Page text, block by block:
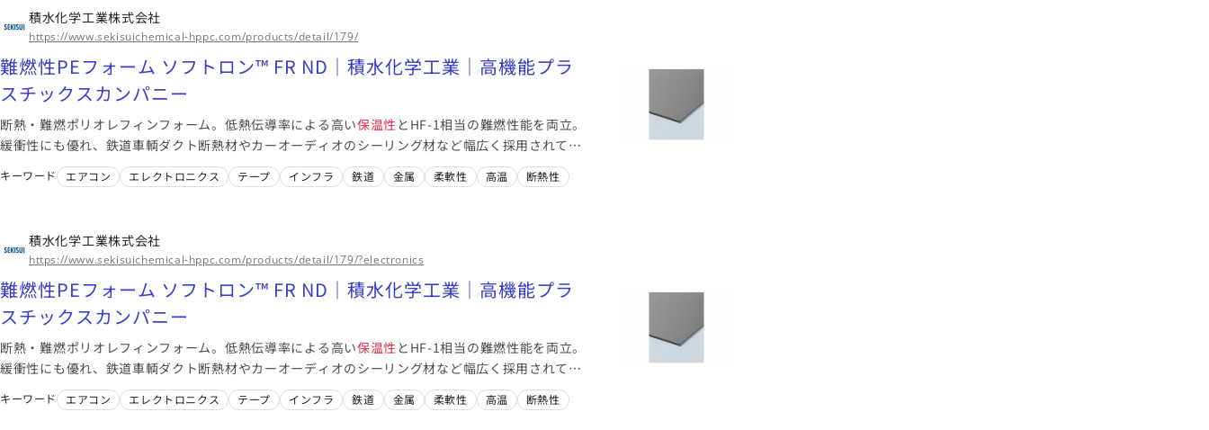
積水化学工業株式会社
https://www.sekisuichemical-hppc.com/products/detail/179/
難燃性PEフォーム ソフトロン™ FR ND｜積水化学工業｜高機能プラ
スチックスカンパニー
断熱・難燃ポリオレフィンフォーム。低熱伝導率による高い保温性 とHF-1相当の難燃性能を両立。
緩衝性にも優れ、鉄道車輌ダクト断熱材やカーオーディオのシーリング材など幅広く採用されてい
キーワード エアコン エレクトロニクス テープ インフラ 鉄道 金属 柔軟性 高温 断熱性
積水化学工業株式会社
https://www.sekisuichemical-hppc.com/products/detail/179/?electronics
難燃性PEフォーム ソフトロン™ FR ND｜積水化学工業｜高機能プラ
スチックスカンパニー
断熱・難燃ポリオレフィンフォーム。低熱伝導率による高い保温性 とHF-1相当の難燃性能を両立。
緩衝性にも優れ、鉄道車輌ダクト断熱材やカーオーディオのシーリング材など幅広く採用されてい
キーワード エアコン エレクトロニクス テープ インフラ 鉄道 金属 柔軟性 高温 断熱性